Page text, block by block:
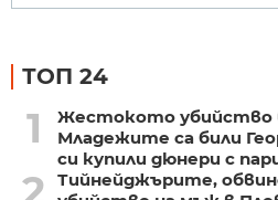
ТОП 24
1
Жестокото убийство
Младежите са били
си купили дюнери с
Тийнейджърите,